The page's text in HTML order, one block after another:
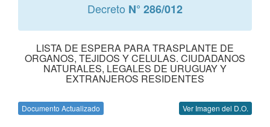
Decreto N° 286/012
LISTA DE ESPERA PARA TRASPLANTE DE
ORGANOS, TEJIDOS Y CELULAS. CIUDADANOS
NATURALES, LEGALES DE URUGUAY Y
EXTRANJEROS RESIDENTES
Documento Actualizado Ver Imagen del D.O.